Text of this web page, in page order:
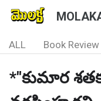
ALL Book Review
*"కుమార